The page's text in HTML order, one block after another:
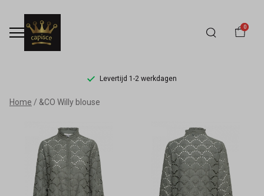
0
Levertijd 1-2 werkdagen
&CO
Willy
blouse
Home &CO Willy blouse